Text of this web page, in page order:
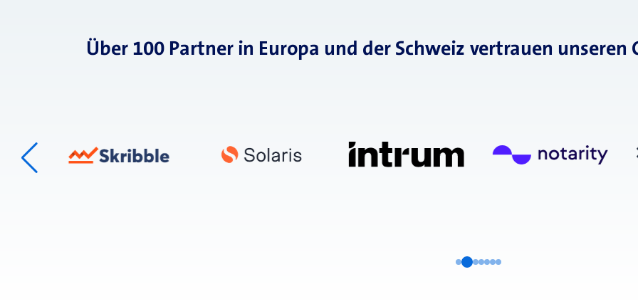
Über 100 Partner in Europa und der Schweiz vertrauen